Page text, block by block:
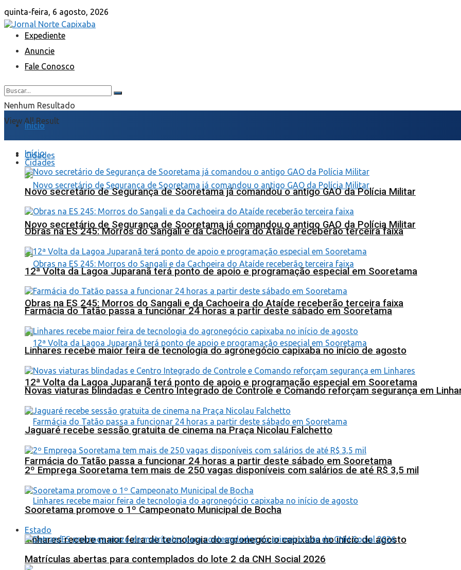
quinta-feira, 6 agosto, 2026
Expediente
Anuncie
Fale Conosco
Nenhum Resultado
View All Result
Início
Cidades
Novo secretário de Segurança de Sooretama já comandou o antigo GAO da Polícia Militar
Obras na ES 245: Morros do Sangali e da Cachoeira do Ataíde receberão terceira faixa
12ª Volta da Lagoa Juparanã terá ponto de apoio e programação especial em Sooretama
Farmácia do Tatão passa a funcionar 24 horas a partir deste sábado em Sooretama
Linhares recebe maior feira de tecnologia do agronegócio capixaba no início de agosto
Início
Cidades
Novo secretário de Segurança de Sooretama já comandou o antigo GAO da Polícia Militar
Obras na ES 245: Morros do Sangali e da Cachoeira do Ataíde receberão terceira faixa
12ª Volta da Lagoa Juparanã terá ponto de apoio e programação especial em Sooretama
Farmácia do Tatão passa a funcionar 24 horas a partir deste sábado em Sooretama
Linhares recebe maior feira de tecnologia do agronegócio capixaba no início de agosto
Novas viaturas blindadas e Centro Integrado de Controle e Comando reforçam segurança em
Jaguaré recebe sessão gratuita de cinema na Praça Nicolau Falchetto
2º Emprega Sooretama tem mais de 250 vagas disponíveis com salários de até R$ 3,5 mil
Sooretama promove o 1º Campeonato Municipal de Bocha
Estado
Matrículas abertas para contemplados do lote 2 da CNH Social 2026